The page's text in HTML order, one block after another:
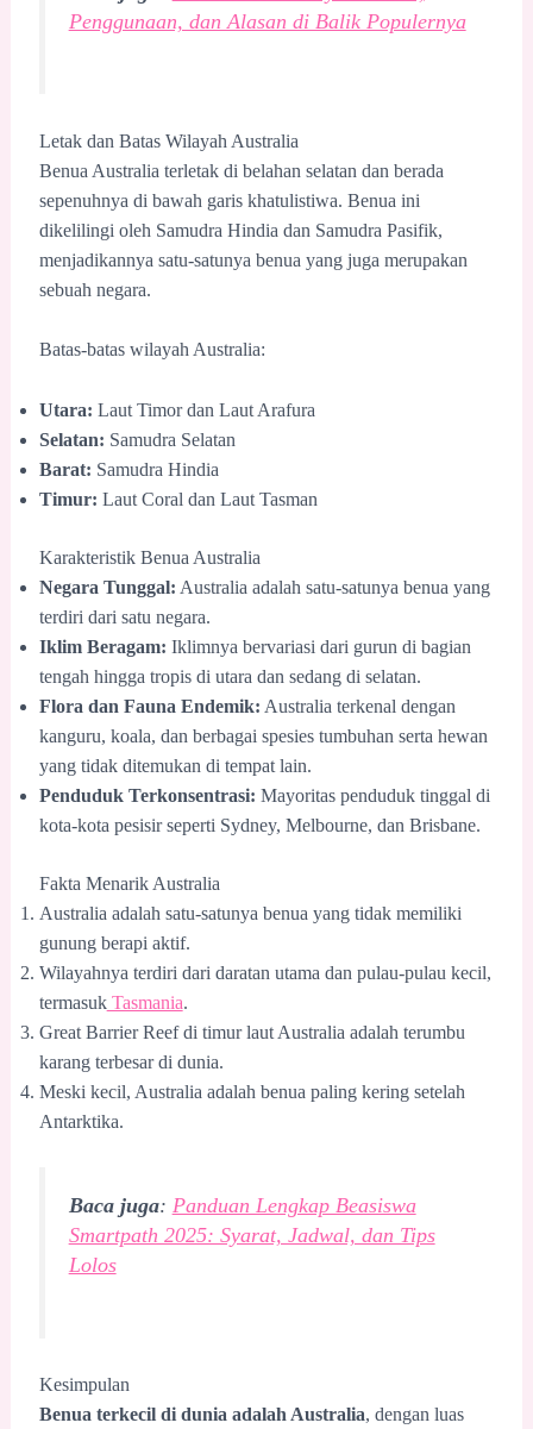
Penggunaan, dan Alasan di Balik Populernya
Letak dan Batas Wilayah Australia
Benua Australia terletak di belahan selatan dan berada
sepenuhnya di bawah garis khatulistiwa. Benua ini
dikelilingi oleh Samudra Hindia dan Samudra Pasifik,
menjadikannya satu-satunya benua yang juga merupakan
sebuah negara.
Batas-batas wilayah Australia:
Utara: Laut Timor dan Laut Arafura
Selatan: Samudra Selatan
Barat: Samudra Hindia
Timur: Laut Coral dan Laut Tasman
Karakteristik Benua Australia
Negara Tunggal: Australia adalah satu-satunya benua yang
terdiri dari satu negara.
Iklim Beragam: Iklimnya bervariasi dari gurun di bagian
tengah hingga tropis di utara dan sedang di selatan.
Flora dan Fauna Endemik: Australia terkenal dengan
kanguru, koala, dan berbagai spesies tumbuhan serta hewan
yang tidak ditemukan di tempat lain.
Penduduk Terkonsentrasi: Mayoritas penduduk tinggal di
kota-kota pesisir seperti Sydney, Melbourne, dan Brisbane.
Fakta Menarik Australia
Australia adalah satu-satunya benua yang tidak memiliki
gunung berapi aktif.
Wilayahnya terdiri dari daratan utama dan pulau-pulau kecil,
termasukTasmania.
Great Barrier Reef di timur laut Australia adalah terumbu
karang terbesar di dunia.
Meski kecil, Australia adalah benua paling kering setelah
Antarktika.
Baca juga: Panduan Lengkap Beasiswa
Smartpath 2025: Syarat, Jadwal, dan Tips
Lolos
Kesimpulan
Benua terkecil di dunia adalah Australia, dengan luas